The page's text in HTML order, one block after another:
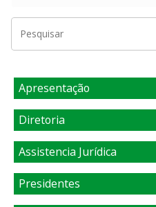
Apresentação
Diretoria
Assistencia Jurídica
Presidentes